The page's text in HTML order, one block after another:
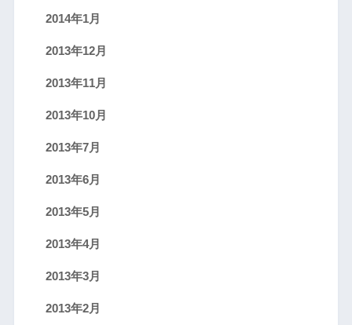
2014年1月
2013年12月
2013年11月
2013年10月
2013年7月
2013年6月
2013年5月
2013年4月
2013年3月
2013年2月